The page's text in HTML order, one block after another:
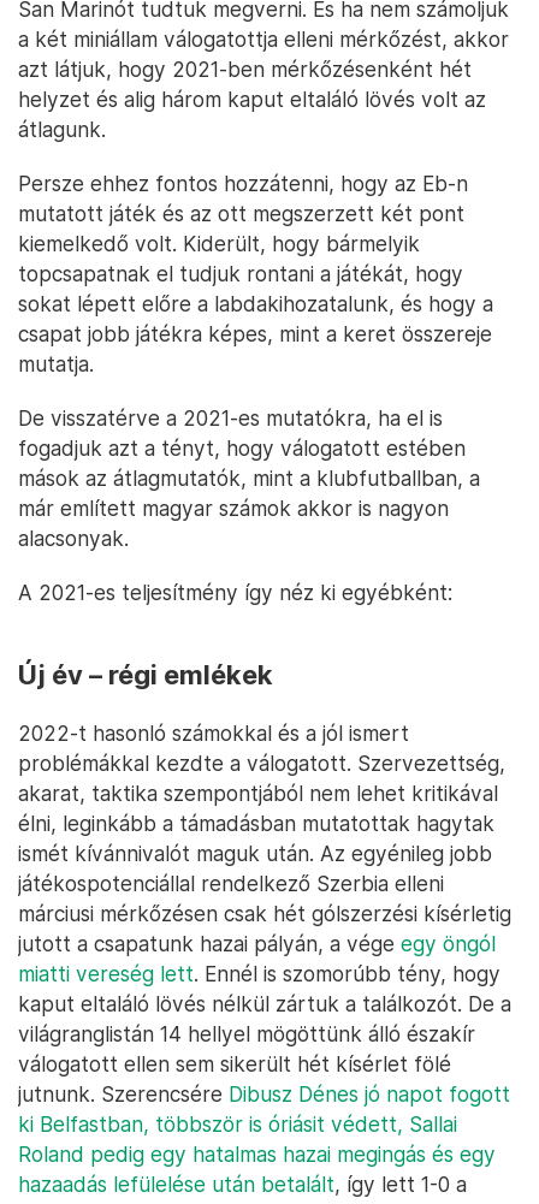
San Marinót tudtuk megverni. És ha nem számoljuk
a két miniállam válogatottja elleni mérkőzést, akkor
azt látjuk, hogy 2021-ben mérkőzésenként hét
helyzet és alig három kaput eltaláló lövés volt az
átlagunk.
Persze ehhez fontos hozzátenni, hogy az Eb-n
mutatott játék és az ott megszerzett két pont
kiemelkedő volt. Kiderült, hogy bármelyik
topcsapatnak el tudjuk rontani a játékát, hogy
sokat lépett előre a labdakihozatalunk, és hogy a
csapat jobb játékra képes, mint a keret összereje
mutatja.
De visszatérve a 2021-es mutatókra, ha el is
fogadjuk azt a tényt, hogy válogatott estében
mások az átlagmutatók, mint a klubfutballban, a
már említett magyar számok akkor is nagyon
alacsonyak.
A 2021-es teljesítmény így néz ki egyébként:
Új év – régi emlékek
2022-t hasonló számokkal és a jól ismert
problémákkal kezdte a válogatott. Szervezettség,
akarat, taktika szempontjából nem lehet kritikával
élni, leginkább a támadásban mutatottak hagytak
ismét kívánnivalót maguk után. Az egyénileg jobb
játékospotenciállal rendelkező Szerbia elleni
márciusi mérkőzésen csak hét gólszerzési kísérletig
jutott a csapatunk hazai pályán, a vége egy öngól
miatti vereség lett. Ennél is szomorúbb tény, hogy
kaput eltaláló lövés nélkül zártuk a találkozót. De a
világranglistán 14 hellyel mögöttünk álló északír
válogatott ellen sem sikerült hét kísérlet fölé
jutnunk. Szerencsére Dibusz Dénes jó napot fogott
ki Belfastban, többször is óriásit védett, Sallai
Roland pedig egy hatalmas hazai megingás és egy
hazaadás lefülelése után betalált, így lett 1-0 a